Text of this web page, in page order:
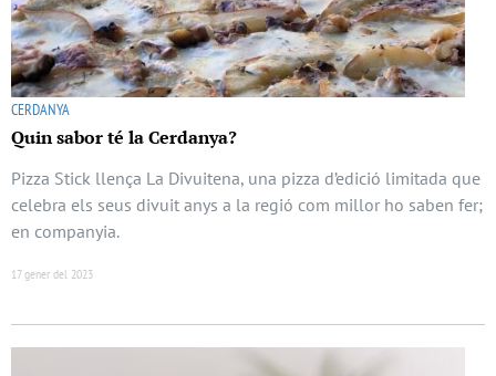
CERDANYA
Quin sabor té la Cerdanya?
Pizza Stick llença La Divuitena, una pizza d’edició limitada que
celebra els seus divuit anys a la regió com millor ho saben fer;
en companyia.
17 gener del 2023